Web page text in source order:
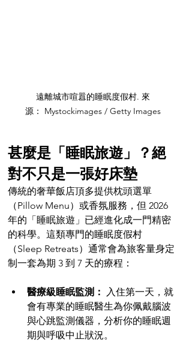
遠離城市喧囂的睡眠度假村. 來
源： Mystockimages / Getty Images
甚麼是「睡眠旅遊」？絕
對不只是一張好床墊
傳統的奢華飯店頂多提供枕頭選單
（Pillow Menu）或香氛服務，但 2026
年的「睡眠旅遊」已經進化成一門精密
的科學。這類專門的睡眠度假村
（Sleep Retreats）通常會為旅客量身定
制一套為期 3 到 7 天的療程：
醫療級睡眠監測：
入住第一天，就
會有專業的睡眠醫生為你佩戴腦波
與心跳監測儀器，分析你的睡眠週
期與呼吸中止狀況。